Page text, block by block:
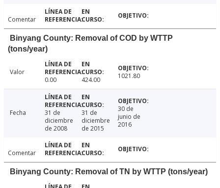
Comentar
Binyang County: Removal of COD by WTTP
(tons/year)
Valor
0.00
424.00 1021.80
Fecha
31 de
diciembre
de 2008
31 de
diciembre
de 2015
30 de
junio de
2016
Comentar
Binyang County: Removal of TN by WTTP (tons/year)